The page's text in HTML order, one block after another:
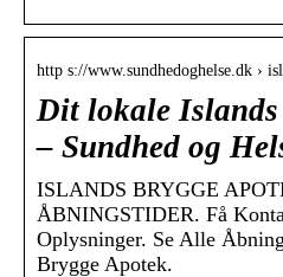
http s://www.sundhedoghelse.dk ›
Dit lokale Islands
– Sundhed og
ISLANDS BRYGGE
ÅBNINGSTIDER. Få
Oplysninger. Se Alle
Brygge Apotek.